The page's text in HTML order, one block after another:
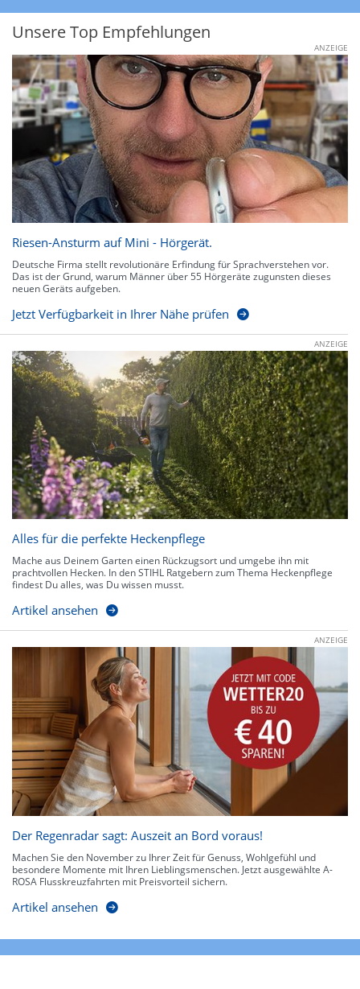
Unsere Top Empfehlungen
ANZEIGE
Riesen-Ansturm auf Mini - Hörgerät.
Deutsche Firma stellt revolutionäre Erfindung für Sprachverstehen vor.
Das ist der Grund, warum Männer über 55 Hörgeräte zugunsten dieses
neuen Geräts aufgeben.
Jetzt Verfügbarkeit in Ihrer Nähe prüfen
ANZEIGE
Alles für die perfekte Heckenpflege
Mache aus Deinem Garten einen Rückzugsort und umgebe ihn mit
prachtvollen Hecken. In den STIHL Ratgebern zum Thema Heckenpflege
findest Du alles, was Du wissen musst.
Artikel ansehen
ANZEIGE
Der Regenradar sagt: Auszeit an Bord voraus!
Machen Sie den November zu Ihrer Zeit für Genuss, Wohlgefühl und
besondere Momente mit Ihren Lieblingsmenschen. Jetzt ausgewählte A-
ROSA Flusskreuzfahrten mit Preisvorteil sichern.
Artikel ansehen